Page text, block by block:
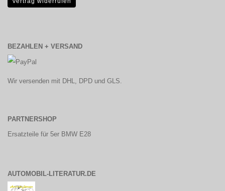
BEZAHLEN + VERSAND
Wir versenden mit DHL, DPD und GLS.
PARTNERSHOP
Ersatzteile für 5er BMW E28
AUTOMOBIL-LITERATUR.DE